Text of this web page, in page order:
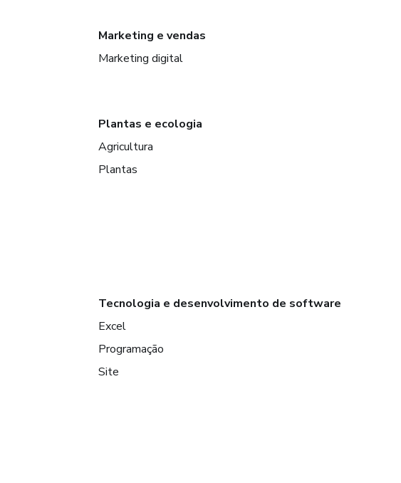
Marketing e vendas
Marketing digital
Plantas e ecologia
Agricultura
Plantas
Tecnologia e desenvolvimento de software
Excel
Programação
Site